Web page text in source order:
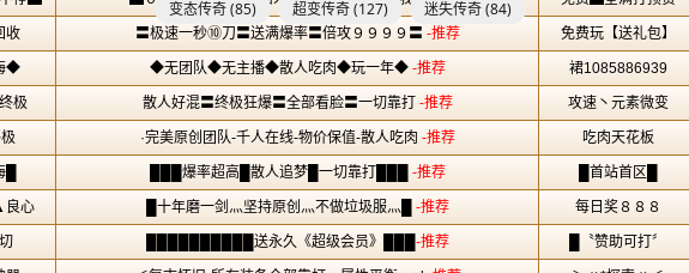
变态传奇(85) 超变传奇(127) 迷失传奇(84)